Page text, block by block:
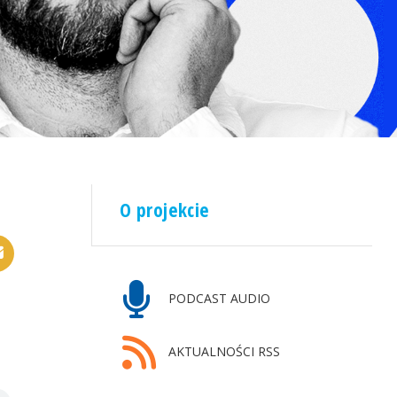
O projekcie
PODCAST AUDIO
AKTUALNOŚCI RSS